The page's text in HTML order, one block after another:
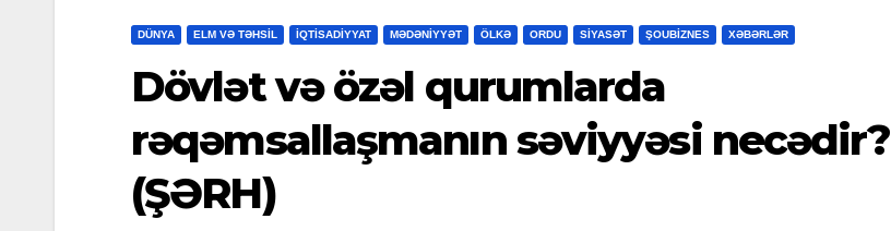
DÜNYA ELM VƏ TƏHSİL İQTİSADİYYAT MƏDƏNİYYƏT ÖLKƏ ORDU SİYASƏT ŞOUBİZNES XƏBƏRLƏR
Dövlət və özəl qurumlarda
rəqəmsallaşmanın səviyyəsi necədir?
(ŞƏRH)